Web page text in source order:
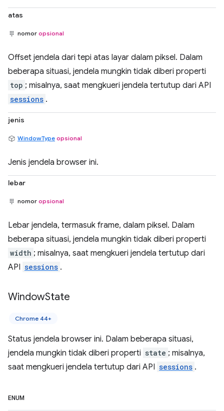
atas
nomor opsional
Offset jendela dari tepi atas layar dalam piksel. Dalam
beberapa situasi, jendela mungkin tidak diberi properti
top ; misalnya, saat mengkueri jendela tertutup dari API
sessions .
jenis
WindowType opsional
Jenis jendela browser ini.
lebar
nomor opsional
Lebar jendela, termasuk frame, dalam piksel. Dalam
beberapa situasi, jendela mungkin tidak diberi properti
width ; misalnya, saat mengkueri jendela tertutup dari
API sessions .
WindowState
Chrome 44+
Status jendela browser ini. Dalam beberapa situasi,
jendela mungkin tidak diberi properti state ; misalnya,
saat mengkueri jendela tertutup dari API sessions .
ENUM